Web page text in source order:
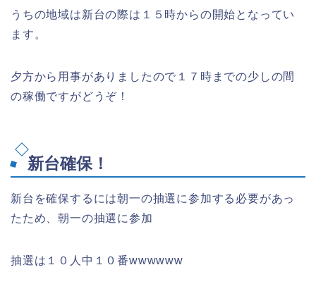
うちの地域は新台の際は１５時からの開始となってい
ます。
夕方から用事がありましたので１７時までの少しの間
の稼働ですがどうぞ！
新台確保！
新台を確保するには朝一の抽選に参加する必要があっ
たため、朝一の抽選に参加
抽選は１０人中１０番wwwwww